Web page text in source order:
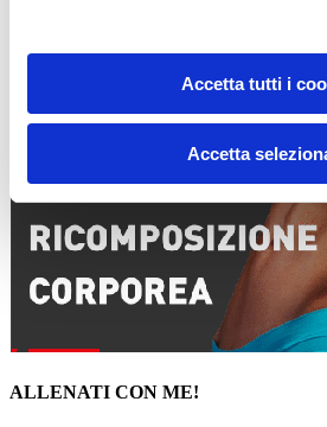
Accetta tutti i
Accetta
ALLENATI CON ME!